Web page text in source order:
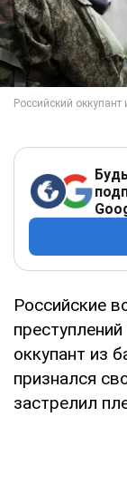
Российские
оккупант из
признался
застрелил